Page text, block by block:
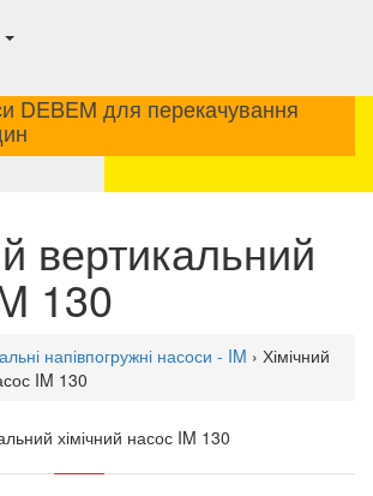
вертикальний
130
напівпогружні насоси - IM › Хімічний
IM 130